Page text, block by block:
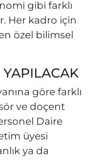
gibi farklı
Her kadro için
özel bilimsel
göre farklı
ve doçent
Daire
üyesi
ya da